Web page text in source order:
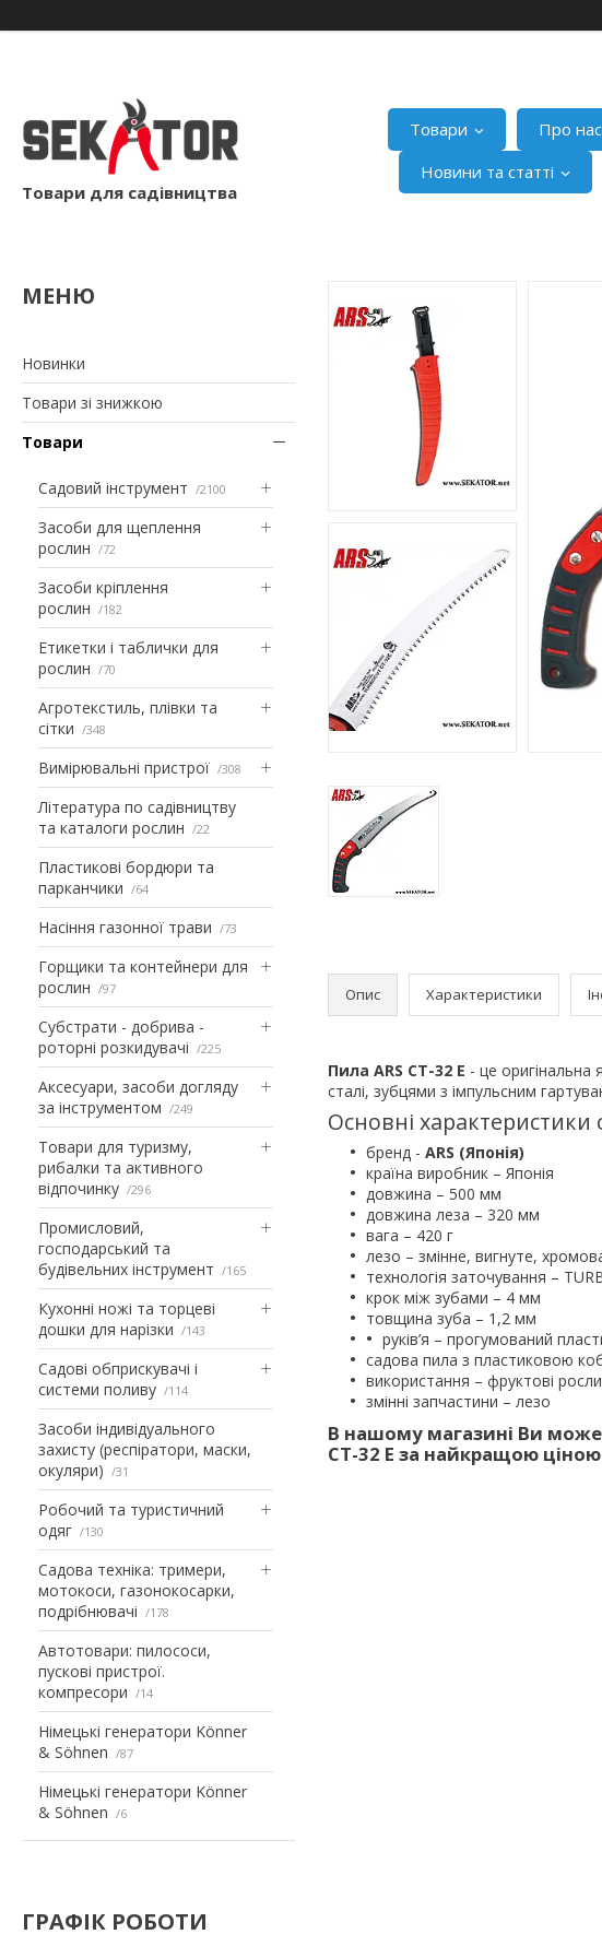
Товари для садівництва
Товари Про нас
Новини та статті
Новинки
Товари зі знижкою
Товари
Садовий інструмент 2100
Засоби для щеплення
рослин
72
Засоби кріплення
рослин
182
Етикетки і таблички для
рослин
70
Агротекстиль, плівки та
сітки
348
Вимірювальні пристрої 308
Література по садівництву
та каталоги рослин
22
Пластикові бордюри та
парканчики
64
Насіння газонної трави 73
Горщики та контейнери для
рослин
97
Субстрати - добрива -
роторні розкидувачі
225
Аксесуари, засоби догляду
за інструментом
249
Товари для туризму,
рибалки та активного
відпочинку
296
Промисловий,
господарський та
будівельних інструмент
165
Кухонні ножі та торцеві
дошки для нарізки
143
Садові обприскувачі і
системи поливу
114
Засоби індивідуального
захисту (респіратори, маски,
окуляри)
31
Робочий та туристичний
одяг
130
Садова техніка: тримери,
мотокоси, газонокосарки,
подрібнювачі
178
Автотовари: пилососи,
пускові пристрої.
компресори
14
Німецькі генератори Könner
& Söhnen
87
Німецькі генератори Könner
& Söhnen
6
ГРАФІК РОБОТИ
Опис Характеристики
Пила ARS CT-32 E - це оригінальна
сталі, зубцями з імпульсним
Основні характеристики
бренд - ARS (Японія)
країна виробник – Японія
довжина – 500 мм
довжина леза – 320 мм
вага – 420 г
лезо – змінне, вигнуте,
технологія заточування –
крок між зубами – 4 мм
товщина зуба – 1,2 мм
руків’я – прогумований
садова пила з пластиковою
використання – фруктові
змінні запчастини – лезо
В нашому магазині Ви
CT-32 E за найкращою